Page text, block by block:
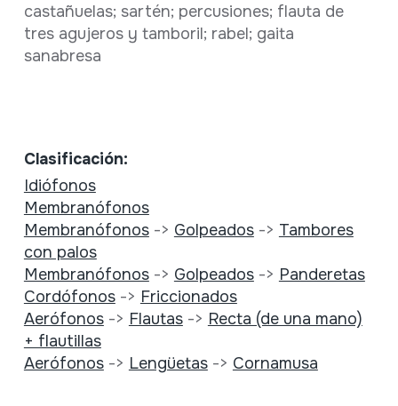
castañuelas; sartén; percusiones; flauta de
tres agujeros y tamboril; rabel; gaita
sanabresa
Clasificación:
Idiófonos
Membranófonos
Membranófonos-> Golpeados-> Tambores
con palos
Membranófonos-> Golpeados-> Panderetas
Cordófonos-> Friccionados
Aerófonos-> Flautas-> Recta (de una mano)
+ flautillas
Aerófonos-> Lengüetas-> Cornamusa